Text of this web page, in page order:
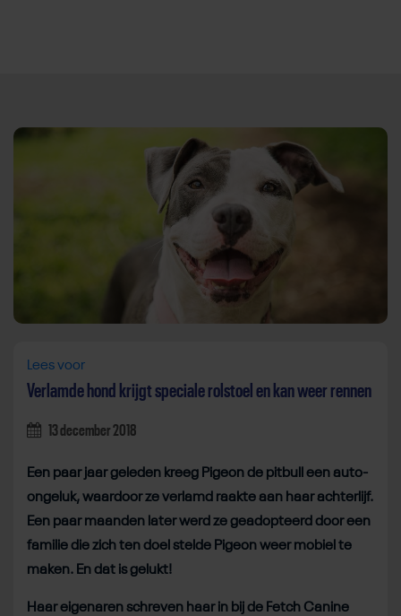
Direct door naar content
Lees voor
Verlamde hond krijgt speciale rolstoel en kan weer rennen
13 december 2018
Een paar jaar geleden kreeg Pigeon de pitbull een auto-
ongeluk, waardoor ze verlamd raakte aan haar achterlijf.
Een paar maanden later werd ze geadopteerd door een
familie die zich ten doel stelde Pigeon weer mobiel te
maken. En dat is gelukt!
Haar eigenaren schreven haar in bij de Fetch Canine